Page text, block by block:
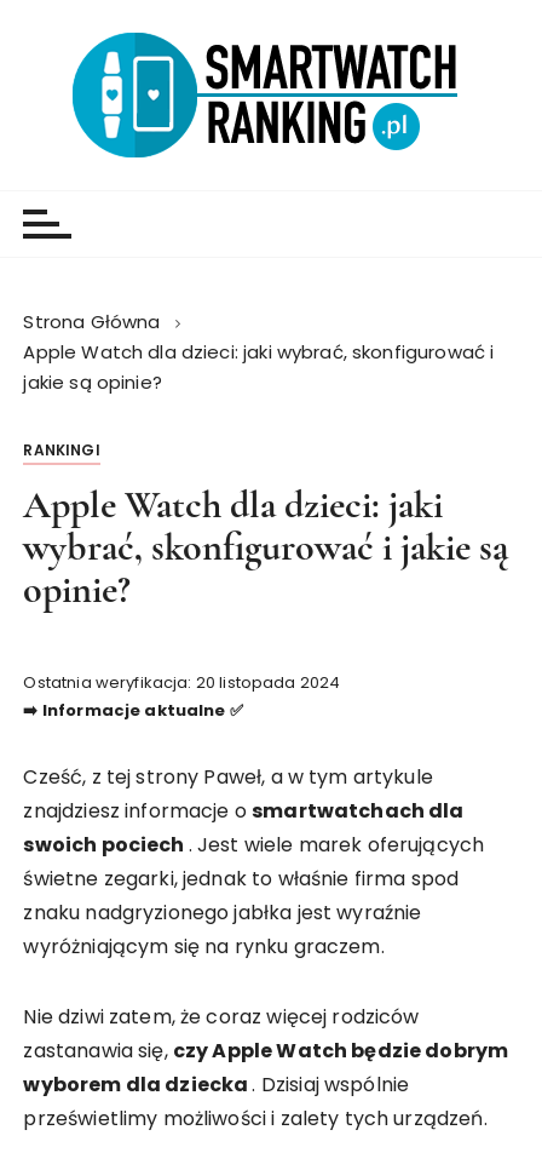
Strona Główna
Apple Watch dla dzieci: jaki wybrać, skonfigurować i
jakie są opinie?
RANKINGI
Apple Watch dla dzieci: jaki
wybrać, skonfigurować i jakie są
opinie?
Ostatnia weryfikacja: 20 listopada 2024
➡️ Informacje aktualne ✅
Cześć, z tej strony Paweł, a w tym artykule
znajdziesz informacje osmartwatchach dla
swoich pociech . Jest wiele marek oferujących
świetne zegarki, jednak to właśnie firma spod
znaku nadgryzionego jabłka jest wyraźnie
wyróżniającym się na rynku graczem.
Nie dziwi zatem, że coraz więcej rodziców
zastanawia się, czy Apple Watch będzie dobrym
wyborem dla dziecka. Dzisiaj wspólnie
prześwietlimy możliwości i zalety tych urządzeń.